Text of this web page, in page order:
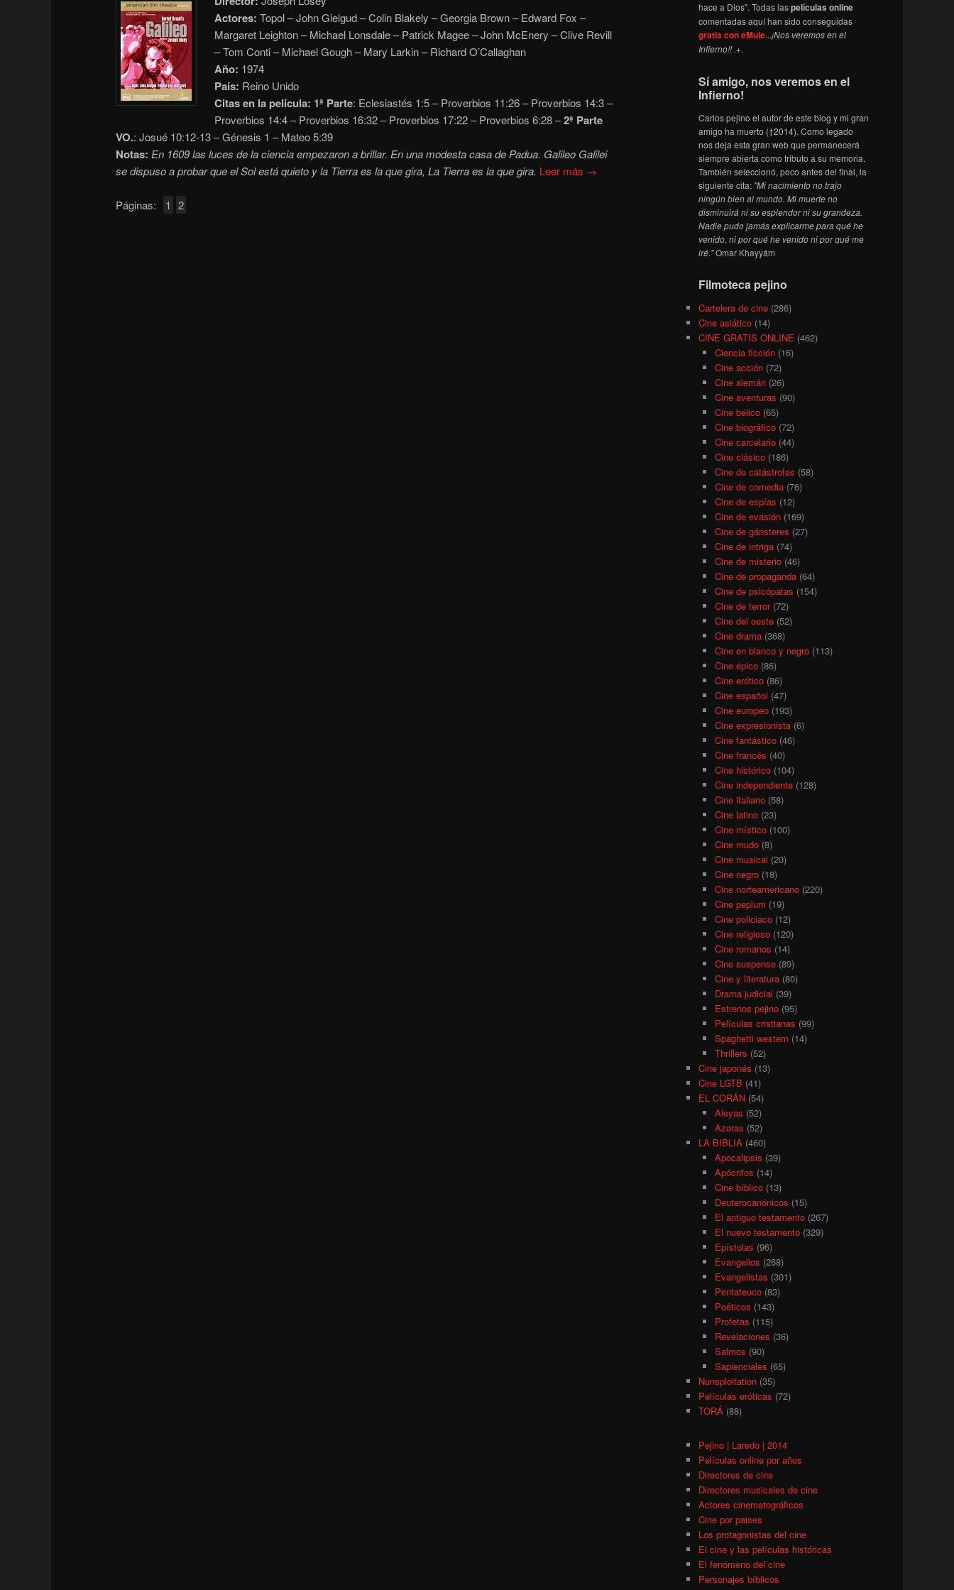
Actores: Topol – John Gielgud – Colin Blakely – Georgia Brown – Edward Fox –
Margaret Leighton – Michael Lonsdale – Patrick Magee – John McEnery – Clive Revill
– Tom Conti – Michael Gough – Mary Larkin – Richard O’Callaghan
Año: 1974
País: Reino Unido
Citas en la película: 1ª Parte: Eclesiastés 1:5 – Proverbios 11:26 – Proverbios 14:3 –
Proverbios 14:4 – Proverbios 16:32 – Proverbios 17:22 – Proverbios 6:28 –2ª Parte
VO.: Josué 10:12-13 – Génesis 1 – Mateo 5:39
Notas: En 1609 las luces de la ciencia empezaron a brillar. En una modesta casa de Padua. Galileo Galilei
se dispuso a probar que el Sol está quieto y la Tierra es la que gira, La Tierra es la que gira. Leer más →
Páginas: 1 2
hace a Dios". Todas laspelículas online
comentadas aquí han sido conseguidas
gratis con eMule...¡Nos veremos en el
Infierno!! .+.
Sí amigo, nos veremos en el
Infierno!
Carlos pejino el autor de este blog y mi gran
amigo ha muerto (†2014). Como legado
nos deja esta gran web que permanecerá
siempre abierta como tributo a su memoria.
También seleccionó, poco antes del final, la
siguiente cita: "Mi nacimiento no trajo
ningún bien al mundo. Mi muerte no
disminuirá ni su esplendor ni su grandeza.
Nadie pudo jamás explicarme para qué he
venido, ni por qué he venido ni por qué me
iré."Omar Khayyám
Filmoteca pejino
Cartelera de cine (286)
Cine asiático (14)
CINE GRATIS ONLINE (462)
Ciencia ficción(16)
Cine acción(72)
Cine alemán(26)
Cine aventuras (90)
Cine bélico(65)
Cine biográfico(72)
Cine carcelario(44)
Cine clásico(186)
Cine de catástrofes (58)
Cine de comedia(76)
Cine de espías (12)
Cine de evasión(169)
Cine de gánsteres (27)
Cine de intriga(74)
Cine de misterio(46)
Cine de propaganda(64)
Cine de psicópatas (154)
Cine de terror(72)
Cine del oeste(52)
Cine drama(368)
Cine en blanco y negro(113)
Cine épico(86)
Cine erótico(86)
Cine español (47)
Cine europeo(193)
Cine expresionista(6)
Cine fantástico(46)
Cine francés (40)
Cine histórico(104)
Cine independiente(128)
Cine italiano(58)
Cine latino(23)
Cine místico(100)
Cine mudo(8)
Cine musical (20)
Cine negro(18)
Cine norteamericano(220)
Cine peplum (19)
Cine policiaco(12)
Cine religioso(120)
Cine romanos (14)
Cine suspense(89)
Cine y literatura(80)
Drama judicial (39)
Estrenos pejino(95)
Películas cristianas (99)
Spaghetti western(14)
Thrillers (52)
Cine japonés (13)
Cine LGTB (41)
EL CORÁN (54)
Aleyas (52)
Azoras (52)
LA BIBLIA (460)
Apocalipsis (39)
Apócrifos (14)
Cine bíblico(13)
Deuterocanónicos (15)
El antiguo testamento(267)
El nuevo testamento(329)
Epístolas (96)
Evangelios (268)
Evangelistas (301)
Pentateuco(83)
Poéticos (143)
Profetas (115)
Revelaciones (36)
Salmos (90)
Sapienciales (65)
Nunsploitation (35)
Películas eróticas (72)
TORÁ (88)
Pejino | Laredo | 2014
Películas online por años
Directores de cine
Directores musicales de cine
Actores cinematográficos
Cine por paises
Los protagonistas del cine
El cine y las películas históricas
El fenómeno del cine
Personajes bíblicos